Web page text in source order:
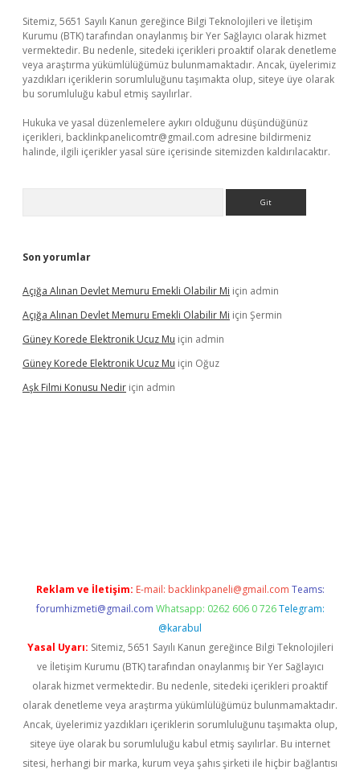
Sitemiz, 5651 Sayılı Kanun gereğince Bilgi Teknolojileri ve İletişim
Kurumu (BTK) tarafından onaylanmış bir Yer Sağlayıcı olarak hizmet
vermektedir. Bu nedenle, sitedeki içerikleri proaktif olarak denetleme
veya araştırma yükümlülüğümüz bulunmamaktadır. Ancak, üyelerimiz
yazdıkları içeriklerin sorumluluğunu taşımakta olup, siteye üye olarak
bu sorumluluğu kabul etmiş sayılırlar.
Hukuka ve yasal düzenlemelere aykırı olduğunu düşündüğünüz
içerikleri, backlinkpanelicomtr@gmail.com adresine bildirmeniz
halinde, ilgili içerikler yasal süre içerisinde sitemizden kaldırılacaktır.
Son yorumlar
Açığa Alınan Devlet Memuru Emekli Olabilir Mi için admin
Açığa Alınan Devlet Memuru Emekli Olabilir Mi için Şermin
Güney Korede Elektronik Ucuz Mu için admin
Güney Korede Elektronik Ucuz Mu için Oğuz
Aşk Filmi Konusu Nedir için admin
Reklam ve İletişim: E-mail: backlinkpaneli@gmail.com Teams:
forumhizmeti@gmail.com Whatsapp: 0262 606 0 726 Telegram:
@karabul
Yasal Uyarı: Sitemiz, 5651 Sayılı Kanun gereğince Bilgi Teknolojileri
ve İletişim Kurumu (BTK) tarafından onaylanmış bir Yer Sağlayıcı
olarak hizmet vermektedir. Bu nedenle, sitedeki içerikleri proaktif
olarak denetleme veya araştırma yükümlülüğümüz bulunmamaktadır.
Ancak, üyelerimiz yazdıkları içeriklerin sorumluluğunu taşımakta olup,
siteye üye olarak bu sorumluluğu kabul etmiş sayılırlar. Bu internet
sitesi, herhangi bir marka, kurum veya şahıs şirketi ile hiçbir bağlantısı